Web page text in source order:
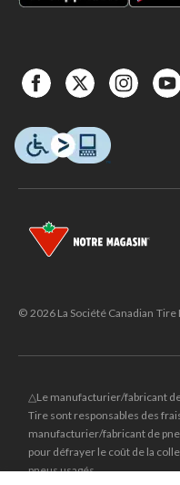
© 2026 La Société Canadian
△Le manufacturier/fabricant
Tire sont responsables des
manufacturier/fabricant de
pour défrayer le coût de la
pneus usagés.